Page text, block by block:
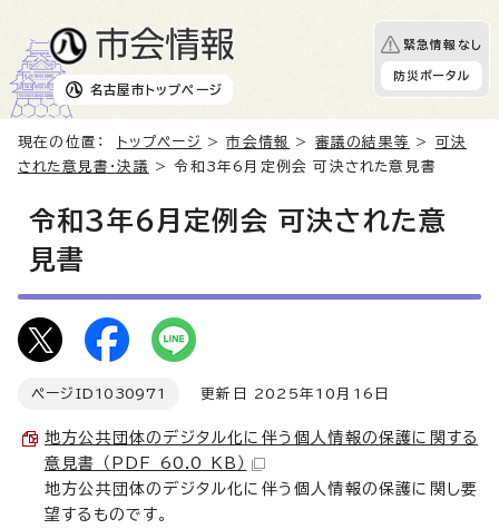
名古屋市 トップページ
緊急情報なし
防災ポータル
現在の位置： トップページ >市会情報 > 審議の結果等 > 可決
された意見書・決議
> 令和3年6月定例会 可決された意見書
令和3年6月定例会 可決された意
見書
ページID 1030971 更新日 2025年10月16日
地方公共団体のデジタル化に伴う個人情報の保護に関する
意見書 （PDF 60.0 KB）
地方公共団体のデジタル化に伴う個人情報の保護に関し要
望するものです。